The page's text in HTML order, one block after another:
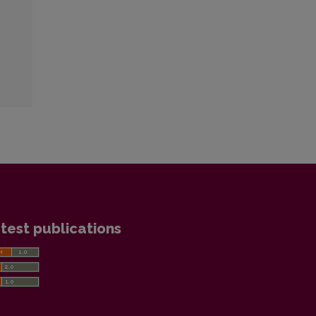
publications